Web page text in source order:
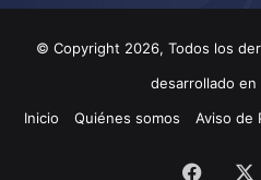
© Copyright 2026, Todos los
desarrollado en
Inicio
Quiénes somos Aviso de